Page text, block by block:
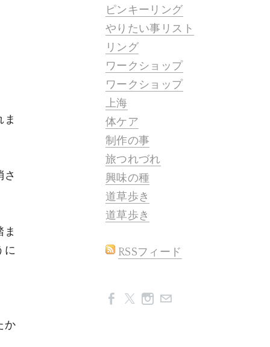
ま
に
か
ピンキーリング
やりたい事リスト
リング
ワークショップ
ワークショップ
上海
体ケア
制作の事
旅つれづれ
興味の種
道草歩き
道草歩き
RSSフィード